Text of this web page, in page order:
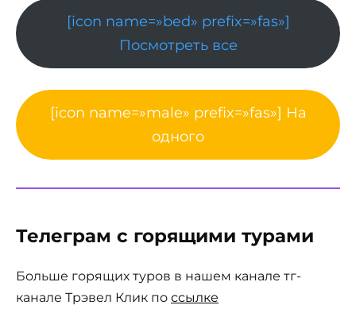
[icon name=»bed» prefix=»fas»]
Посмотреть все
[icon name=»male» prefix=»fas»] На
одного
Телеграм с горящими турами
Больше горящих туров в нашем канале тг-
канале Трэвел Клик по ссылке